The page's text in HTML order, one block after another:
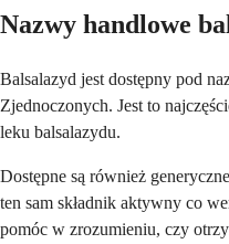
Nazwy handlowe
Balsalazyd jest dostępny pod
Zjednoczonych. Jest to
leku balsalazydu.
Dostępne są również
ten sam składnik aktywny co
pomóc w zrozumieniu, czy